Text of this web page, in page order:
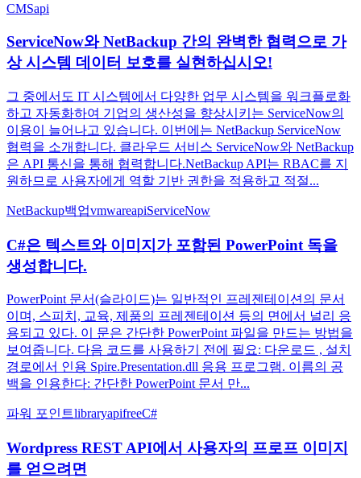
CMSapi
ServiceNow와 NetBackup 간의 완벽한 협력으로 가
상 시스템 데이터 보호를 실현하십시오!
그 중에서도 IT 시스템에서 다양한 업무 시스템을 워크플로화
하고 자동화하여 기업의 생산성을 향상시키는 ServiceNow의
이용이 늘어나고 있습니다. 이번에는 NetBackup ServiceNow
협력을 소개합니다. 클라우드 서비스 ServiceNow와 NetBackup
은 API 통신을 통해 협력합니다.NetBackup API는 RBAC를 지
원하므로 사용자에게 역할 기반 권한을 적용하고 적절...
NetBackup백업vmwareapiServiceNow
C#은 텍스트와 이미지가 포함된 PowerPoint 독을
생성합니다.
PowerPoint 문서(슬라이드)는 일반적인 프레젠테이션의 문서
이며, 스피치, 교육, 제품의 프레젠테이션 등의 면에서 널리 응
용되고 있다. 이 문은 간단한 PowerPoint 파일을 만드는 방법을
보여줍니다. 다음 코드를 사용하기 전에 필요: 다운로드 , 설치
경로에서 인용 Spire.Presentation.dll 응용 프로그램. 이름의 공
백을 인용한다: 간단한 PowerPoint 문서 만...
파워 포인트libraryapifreeC#
Wordpress REST API에서 사용자의 프로프 이미지
를 얻으려면